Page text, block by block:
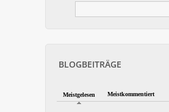
Suchformular
BLOGBEITRÄGE
Meistgelesen Meistkommentiert